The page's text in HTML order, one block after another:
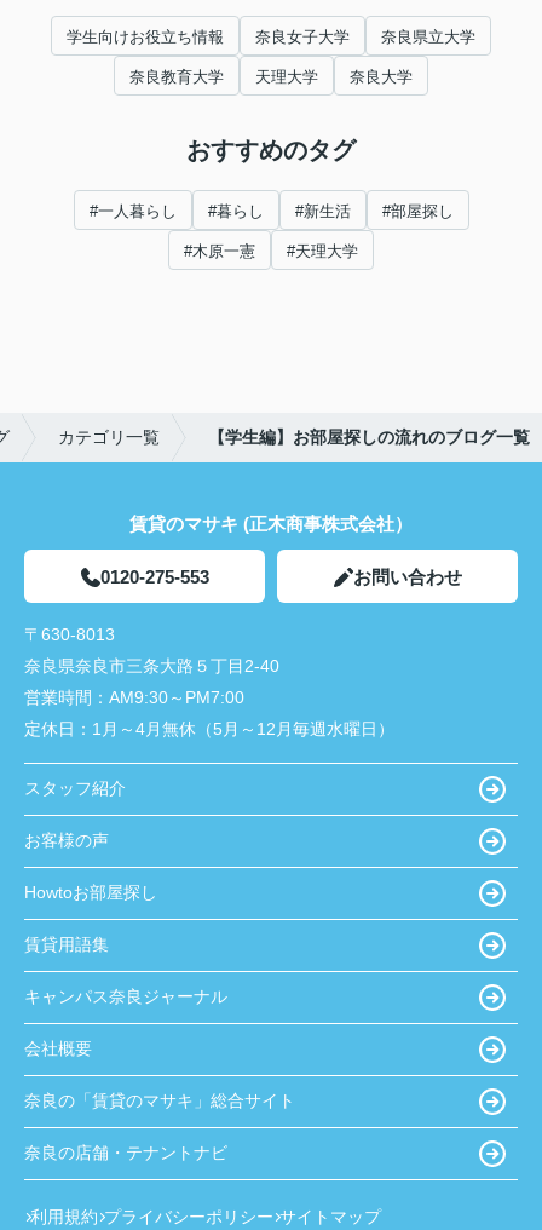
学生向けお役立ち情報 奈良女子大学 奈良県立大学
奈良教育大学 天理大学 奈良大学
おすすめのタグ
#一人暮らし #暮らし #新生活 #部屋探し
#木原一憲 #天理大学
カテゴリ一覧 【学生編】お部屋探しの流れのブログ一覧
賃貸のマサキ (正木商事株式会社）
0120-275-553 お問い合わせ
〒630-8013
奈良県奈良市三条大路５丁目2-40
営業時間： AM9:30～PM7:00
定休日： 1月～4月無休（5月～12月毎週水曜日）
スタッフ紹介
お客様の声
Howtoお部屋探し
賃貸用語集
キャンパス奈良ジャーナル
会社概要
奈良の「賃貸のマサキ」総合サイト
奈良の店舗・テナントナビ
利用規約 プライバシーポリシー サイトマップ